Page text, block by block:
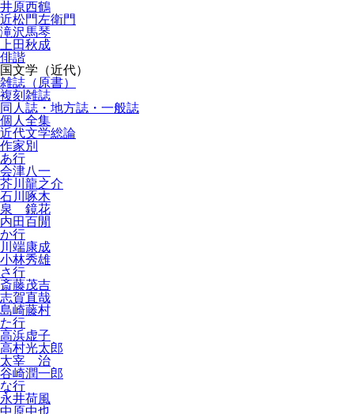
井原西鶴
近松門左衛門
滝沢馬琴
上田秋成
俳諧
国文学（近代）
雑誌（原書）
複刻雑誌
同人誌・地方誌・一般誌
個人全集
近代文学総論
作家別
あ行
会津八一
芥川龍之介
石川啄木
泉 鏡花
内田百閒
か行
川端康成
小林秀雄
さ行
斎藤茂吉
志賀直哉
島崎藤村
た行
高浜虚子
高村光太郎
太宰 治
谷崎潤一郎
な行
永井荷風
中原中也